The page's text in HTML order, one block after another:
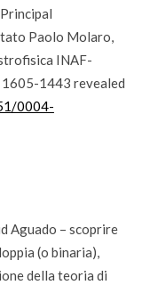
Paolo Molaro,
INAF-
1605-1443 revealed
0004-
Aguado – scoprire
(o binaria),
della teoria di